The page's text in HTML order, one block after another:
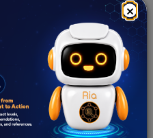
×
y registro de todo tipo de
de categoría
registro de todo tipo de
innovadores,
medicamentos
de fármacos,